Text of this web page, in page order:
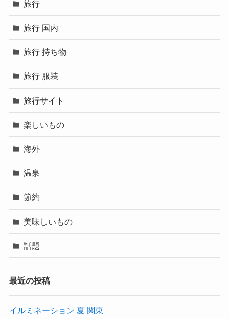
旅行
旅行 国内
旅行 持ち物
旅行 服装
旅行サイト
楽しいもの
海外
温泉
節約
美味しいもの
話題
最近の投稿
イルミネーション 夏 関東